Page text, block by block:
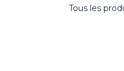
Tous les